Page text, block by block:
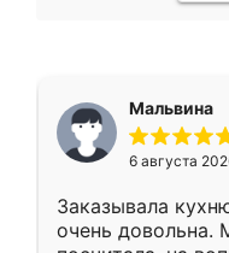
Мальвина
6 августа
Заказывала
очень довольна.